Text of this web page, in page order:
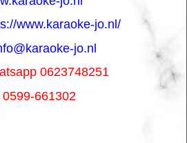
www.karaoke-jo.nl/
jo.nl
0623748251
661302